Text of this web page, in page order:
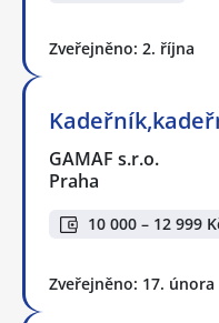
Zveřejněno: 2. října
GAMAF s.r.o.
Praha
10 000 – 12 999
Zveřejněno: 17. února